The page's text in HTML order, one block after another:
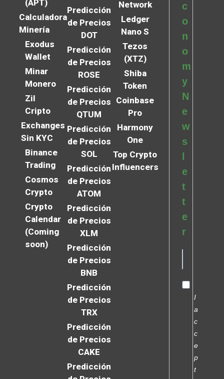
(APT)
Calculadora
Minería
Exodus
Wallet
Minar
Monero
Zil
Cripto
Exchanges
Sin KYC
Binance
Trading
Cosmos
Crypto
Crypto
Calendar
(Coming
soon)
Predicción
de Precios
DOT
Predicción
de Precios
ROSE
Predicción
de Precios
QTUM
Predicción
de Precios
SOL
Predicción
de Precios
ATOM
Predicción
de Precios
XLM
Predicción
de Precios
BNB
Predicción
de Precios
TRX
Predicción
de Precios
CAKE
Predicción
Network
Ledger
Nano S
Tezos
(XTZ)
Shiba
Token
Coinbase
Pro
Harmony
One
Top Crypto
Influencers
c
o
n
o
m
y
N
e
w
s
e
t
t
e
r
I
a
c
c
e
p
t